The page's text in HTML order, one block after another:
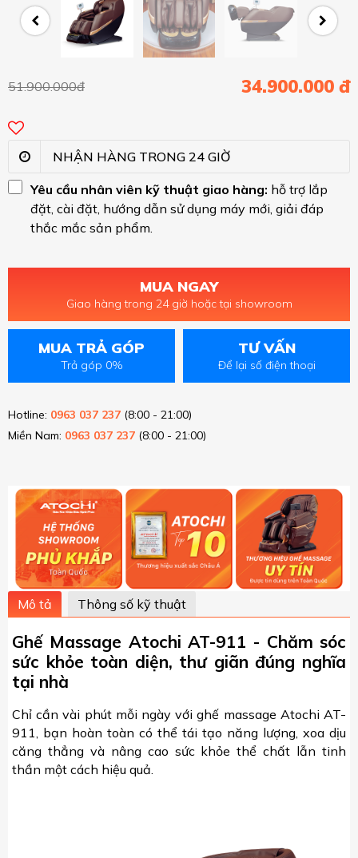
51.900.000đ 34.900.000 đ
NHẬN HÀNG TRONG 24 GIỜ
Yêu cầu nhân viên kỹ thuật giao hàng: hỗ trợ lắp
đặt, cài đặt, hướng dẫn sử dụng máy mới, giải đáp
thắc mắc sản phẩm.
MUA NGAY
Giao hàng trong 24 giờ hoặc tại showroom
MUA TRẢ GÓP
Trả góp 0%
TƯ VẤN
Để lại số điện thoại
Hotline: 0963 037 237 (8:00 - 21:00)
Miền Nam: 0963 037 237 (8:00 - 21:00)
Mô tả Thông số kỹ thuật
Ghế Massage Atochi AT-911 - Chăm sóc
sức khỏe toàn diện, thư giãn đúng nghĩa
tại nhà
Chỉ cần vài phút mỗi ngày với ghế massage Atochi AT-
911, bạn hoàn toàn có thể tái tạo năng lượng, xoa dịu
căng thẳng và nâng cao sức khỏe thể chất lẫn tinh
thần một cách hiệu quả.